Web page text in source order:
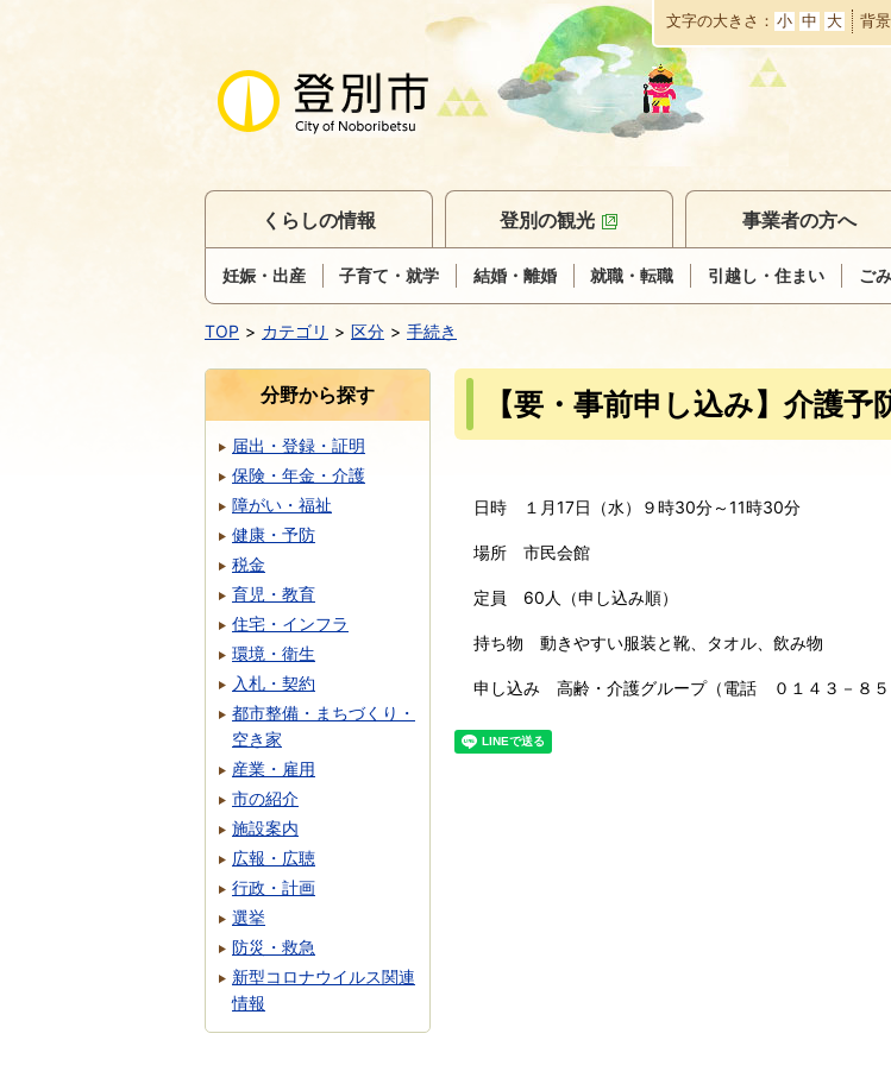
本
文
へ
移
動
文字の大きさ 小 中 大 背
くらしの情報
妊娠・出産 子育て・就学 結婚・離婚 就職・転職 引越し・住まい ご
登別の観光 事業者の方へ
TOP カテゴリ 区分 手続き
【要・事前申し込み】介護予
日時 １月17日（水）９時30分～11時30分
場所 市民会館
定員 60人（申し込み順）
持ち物 動きやすい服装と靴、タオル、飲み物
申し込み 高齢・介護グループ（電話 ０１４３－８５
分野から探す
届出・登録・証明
保険・年金・介護
障がい・福祉
健康・予防
税金
育児・教育
住宅・インフラ
環境・衛生
入札・契約
都市整備・まちづくり・
空き家
産業・雇用
市の紹介
施設案内
広報・広聴
行政・計画
選挙
防災・救急
新型コロナウイルス関連
情報